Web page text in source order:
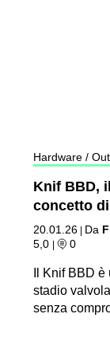
Hardware /
Knif BBD,
concetto
20.01.26 Da
5,0
| 0
Il Knif BBD
stadio
senza